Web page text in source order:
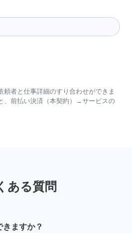
頼者と仕事詳細のすり合わせができま
、前払い決済（本契約）→サービスの
ある質問
ますか？